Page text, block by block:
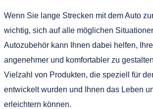
Wenn Sie lange Strecken mit dem Auto
wichtig, sich auf alle möglichen
Autozubehör kann Ihnen dabei helfen,
angenehmer und komfortabler zu
Vielzahl von Produkten, die speziell für
entwickelt wurden und Ihnen das Leben
erleichtern können.